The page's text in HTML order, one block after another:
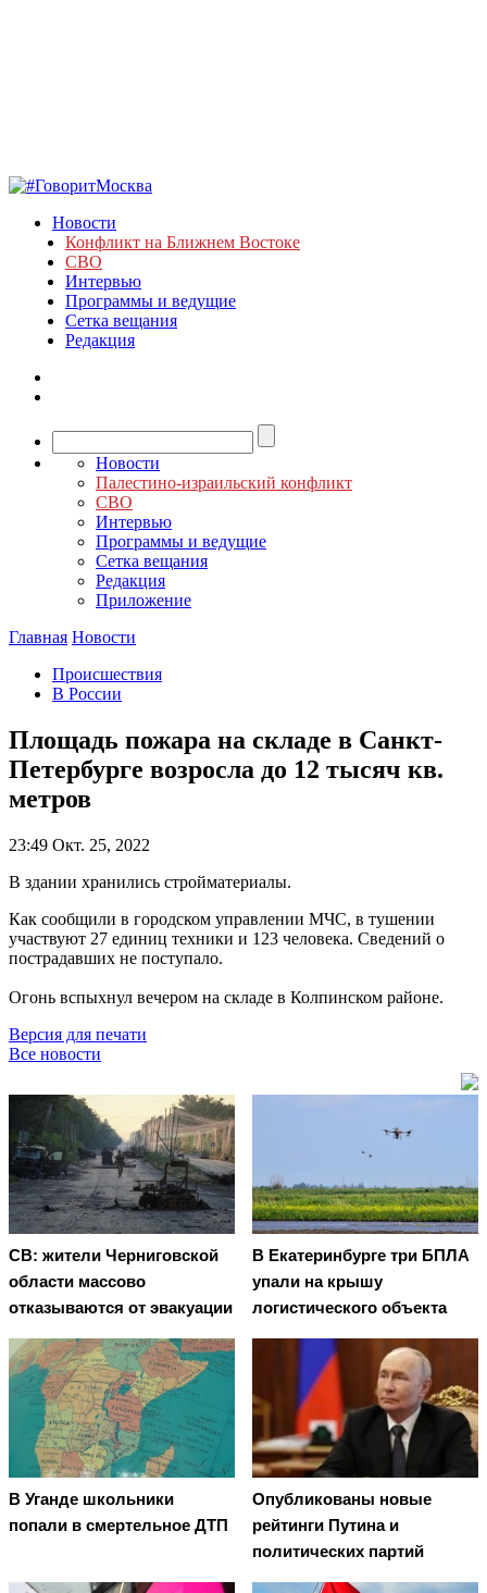
Новости
Конфликт на Ближнем Востоке
СВО
Интервью
Программы и ведущие
Сетка вещания
Редакция
Новости
Палестино-израильский конфликт
СВО
Интервью
Программы и ведущие
Сетка вещания
Редакция
Приложение
Главная Новости
Происшествия
В России
Площадь пожара на складе в Санкт-
Петербурге возросла до 12 тысяч кв.
метров
23:49 Окт. 25, 2022
В здании хранились стройматериалы.
Как сообщили в городском управлении МЧС, в тушении
участвуют 27 единиц техники и 123 человека. Сведений о
пострадавших не поступало.
Огонь вспыхнул вечером на складе в Колпинском районе.
Версия для печати
Все новости
СВ: жители Черниговской
области массово
отказываются от эвакуации
В Екатеринбурге три БПЛА
упали на крышу
логистического объекта
В Уганде школьники
попали в смертельное ДТП
Опубликованы новые
рейтинги Путина и
политических партий